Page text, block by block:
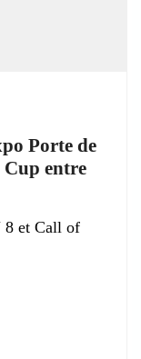
Porte de
Cup entre
8 et Call of